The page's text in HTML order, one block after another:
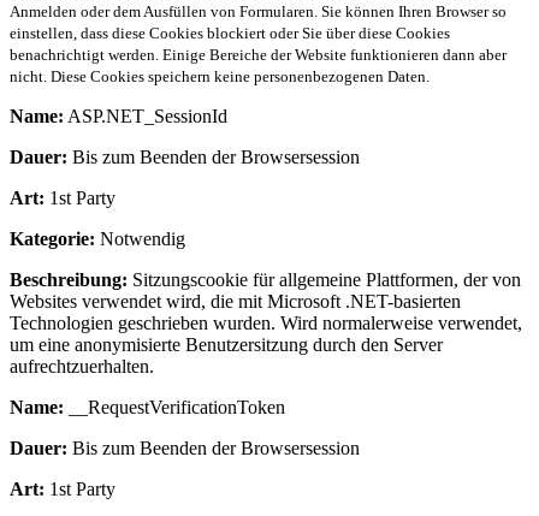
Anmelden oder dem Ausfüllen von Formularen. Sie können Ihren Browser so
einstellen, dass diese Cookies blockiert oder Sie über diese Cookies
benachrichtigt werden. Einige Bereiche der Website funktionieren dann aber
nicht. Diese Cookies speichern keine personenbezogenen Daten.
Name: ASP.NET_SessionId
Dauer: Bis zum Beenden der Browsersession
Art: 1st Party
Kategorie: Notwendig
Beschreibung: Sitzungscookie für allgemeine Plattformen, der von
Websites verwendet wird, die mit Microsoft .NET-basierten
Technologien geschrieben wurden. Wird normalerweise verwendet,
um eine anonymisierte Benutzersitzung durch den Server
aufrechtzuerhalten.
Name: __RequestVerificationToken
Dauer: Bis zum Beenden der Browsersession
Art: 1st Party